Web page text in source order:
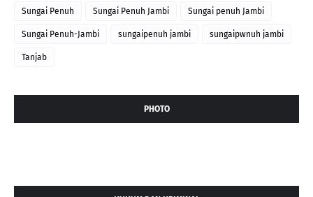
Sungai Penuh Sungai Penuh Jambi Sungai penuh Jambi
Sungai Penuh-Jambi sungaipenuh jambi sungaipwnuh jambi
Tanjab
PHOTO